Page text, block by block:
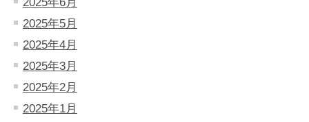
2025年5月
2025年4月
2025年3月
2025年2月
2025年1月